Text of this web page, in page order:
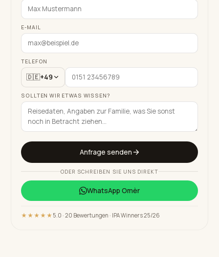
E-MAIL
TELEFON
🇩🇪+49
SOLLTEN WIR ETWAS WISSEN?
Anfrage senden
ODER SCHREIBEN SIE UNS DIREKT
WhatsApp Omèr
★★★★★ 5.0 · 20 Bewertungen · IPA Winners 25/26